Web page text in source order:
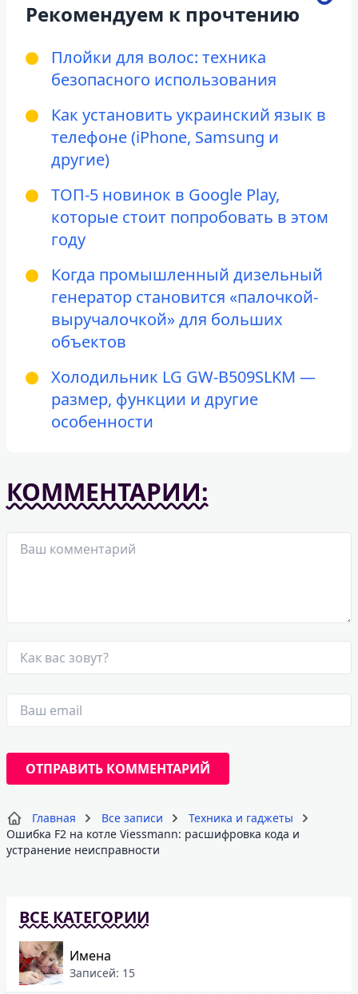
Рекомендуем к прочтению
Плойки для волос: техника
безопасного использования
Как установить украинский язык в
телефоне (iPhone, Samsung и
другие)
ТОП-5 новинок в Google Play,
которые стоит попробовать в этом
году
Когда промышленный дизельный
генератор становится «палочкой-
выручалочкой» для больших
объектов
Холодильник LG GW-B509SLKM —
размер, функции и другие
особенности
КОММЕНТАРИИ:
Главная Все записи
Техника и гаджеты
Ошибка F2 на котле Viessmann: расшифровка кода и
устранение неисправности
ВСЕ КАТЕГОРИИ
Имена
Записей: 15